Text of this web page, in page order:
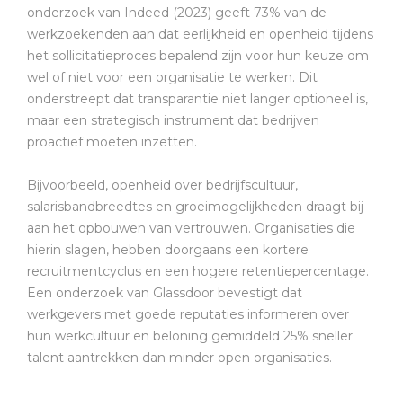
onderzoek van Indeed (2023) geeft 73% van de
werkzoekenden aan dat eerlijkheid en openheid tijdens
het sollicitatieproces bepalend zijn voor hun keuze om
wel of niet voor een organisatie te werken. Dit
onderstreept dat transparantie niet langer optioneel is,
maar een strategisch instrument dat bedrijven
proactief moeten inzetten.
Bijvoorbeeld, openheid over bedrijfscultuur,
salarisbandbreedtes en groeimogelijkheden draagt bij
aan het opbouwen van vertrouwen. Organisaties die
hierin slagen, hebben doorgaans een kortere
recruitmentcyclus en een hogere retentiepercentage.
Een onderzoek van Glassdoor bevestigt dat
werkgevers met goede reputaties informeren over
hun werkcultuur en beloning gemiddeld 25% sneller
talent aantrekken dan minder open organisaties.